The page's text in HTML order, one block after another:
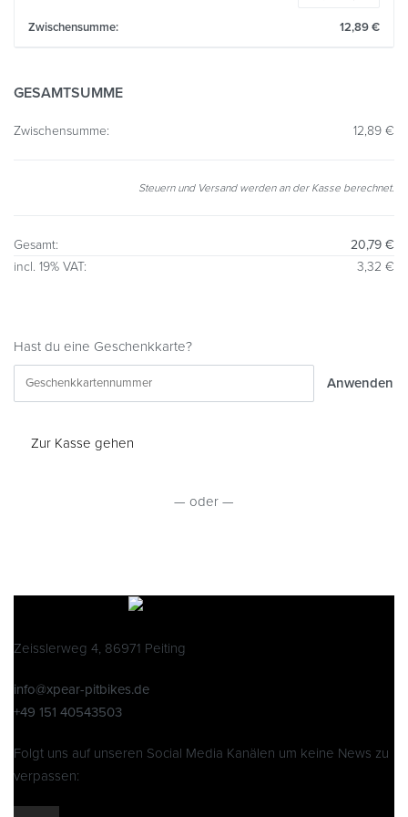
12,89€
GESAMTSUMME
12,89 €
Steuern und Versand werden an der Kasse berechnet.
20,79 €
3,32 €
Hast du eine Geschenkkarte?
Zur Kasse gehen
— oder —
Zeisslerweg 4, 86971 Peiting
info@xpear-pitbikes.de
+49 151 40543503
Folgt uns auf unseren Social Media Kanälen um keine News zu
verpassen: